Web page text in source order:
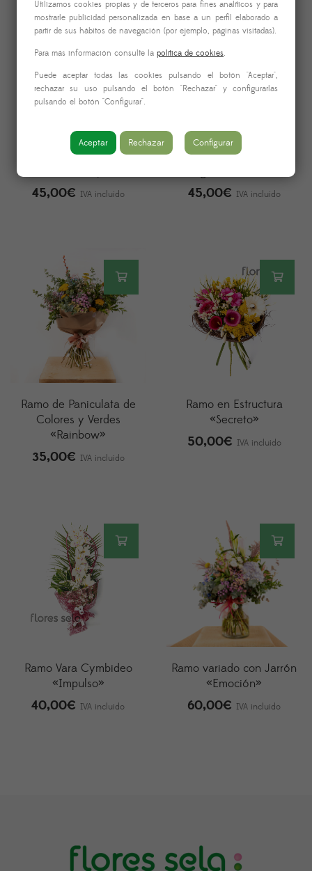
Ramo de Gerberas con
45,00€ IVA incluido
Ramo de Lilium y
45,00€ IVA incluido
Ramo de Paniculata de
Colores y Verdes
«Rainbow»
35,00€ IVA incluido
Ramo en Estructura
«Secreto»
50,00€ IVA incluido
Ramo Vara Cymbideo
«Impulso»
40,00€ IVA incluido
Ramo variado con Jarrón
«Emoción»
60,00€ IVA incluido
Utilizamos cookies propias y de terceros para fines analíticos y para
mostrarle publicidad personalizada en base a un perfil elaborado a
partir de sus hábitos de navegación (por ejemplo, páginas visitadas).
Para más información consulte la política de cookies.
Puede aceptar todas las cookies pulsando el botón "Aceptar",
rechazar su uso pulsando el botón "Rechazar" y configurarlas
pulsando el botón "Configurar".
Aceptar Rechazar Configurar